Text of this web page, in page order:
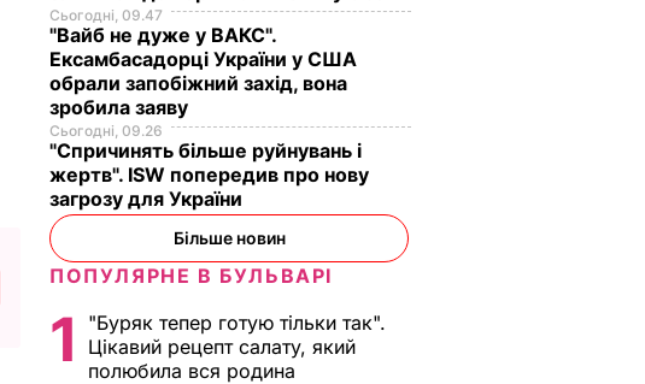
Сьогодні, 09.47
"Вайб не дуже у ВАКС".
Ексамбасадорці України у США
обрали запобіжний захід, вона
зробила заяву
Сьогодні, 09.26
"Спричинять більше руйнувань і
жертв". ISW попередив про нову
загрозу для України
Більше новин
ПОПУЛЯРНЕ В БУЛЬВАРІ
1
"Буряк тепер готую тільки так".
Цікавий рецепт салату, який
полюбила вся родина